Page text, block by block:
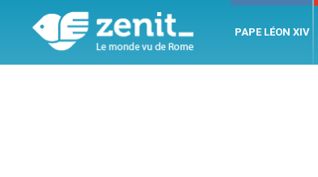
PAPE LÉON XIV